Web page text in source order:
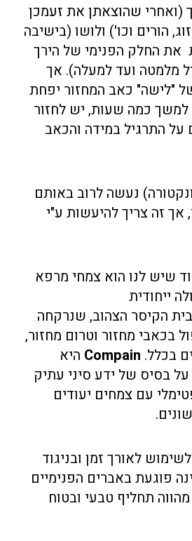
(ואחרי שהוצאתן את זעמכן
הורים וכו') ולושו (בישיבה
את החלק הפנימי של הירך
מלמטה ועד למעלה). אך
"לישה" כאב המחזור יפחת
כמה שעות, יש לחזור
התרגיל במידה והכאב
נעשה לרוב באותם
אך זה צריך להיעשות ע"י
שיש לנו הוא צמחי מרפא
ייחודית
הקיסר הצהוב, שנרקחה
בכאבי מחזור וטרום מחזור,
בכלל. Compain היא
בסיס של ידע סיני עתיק
עם צמחים יעודים
לאורך זמן ובניגוד
פוגעת באברים הפנימיים
מהווה תחליף טבעי ובטוח